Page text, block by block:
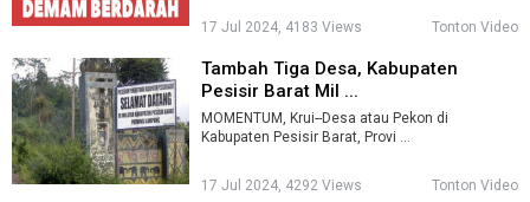
17 Jul 2024, 4183 Views Tonton Video
Tambah Tiga Desa, Kabupaten
Pesisir Barat Mil ...
MOMENTUM, Krui--Desa atau Pekon di
Kabupaten Pesisir Barat, Provi ...
17 Jul 2024, 4292 Views Tonton Video